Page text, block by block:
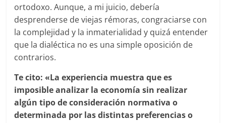
ortodoxo. Aunque, a mi juicio, debería
desprenderse de viejas rémoras, congraciarse con
la complejidad y la inmaterialidad y quizá entender
que la dialéctica no es una simple oposición de
contrarios.
Te cito: «La experiencia muestra que es
imposible analizar la economía sin realizar
algún tipo de consideración normativa o
determinada por las distintas preferencias o